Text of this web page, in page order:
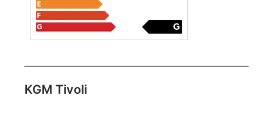
KGM Tivoli